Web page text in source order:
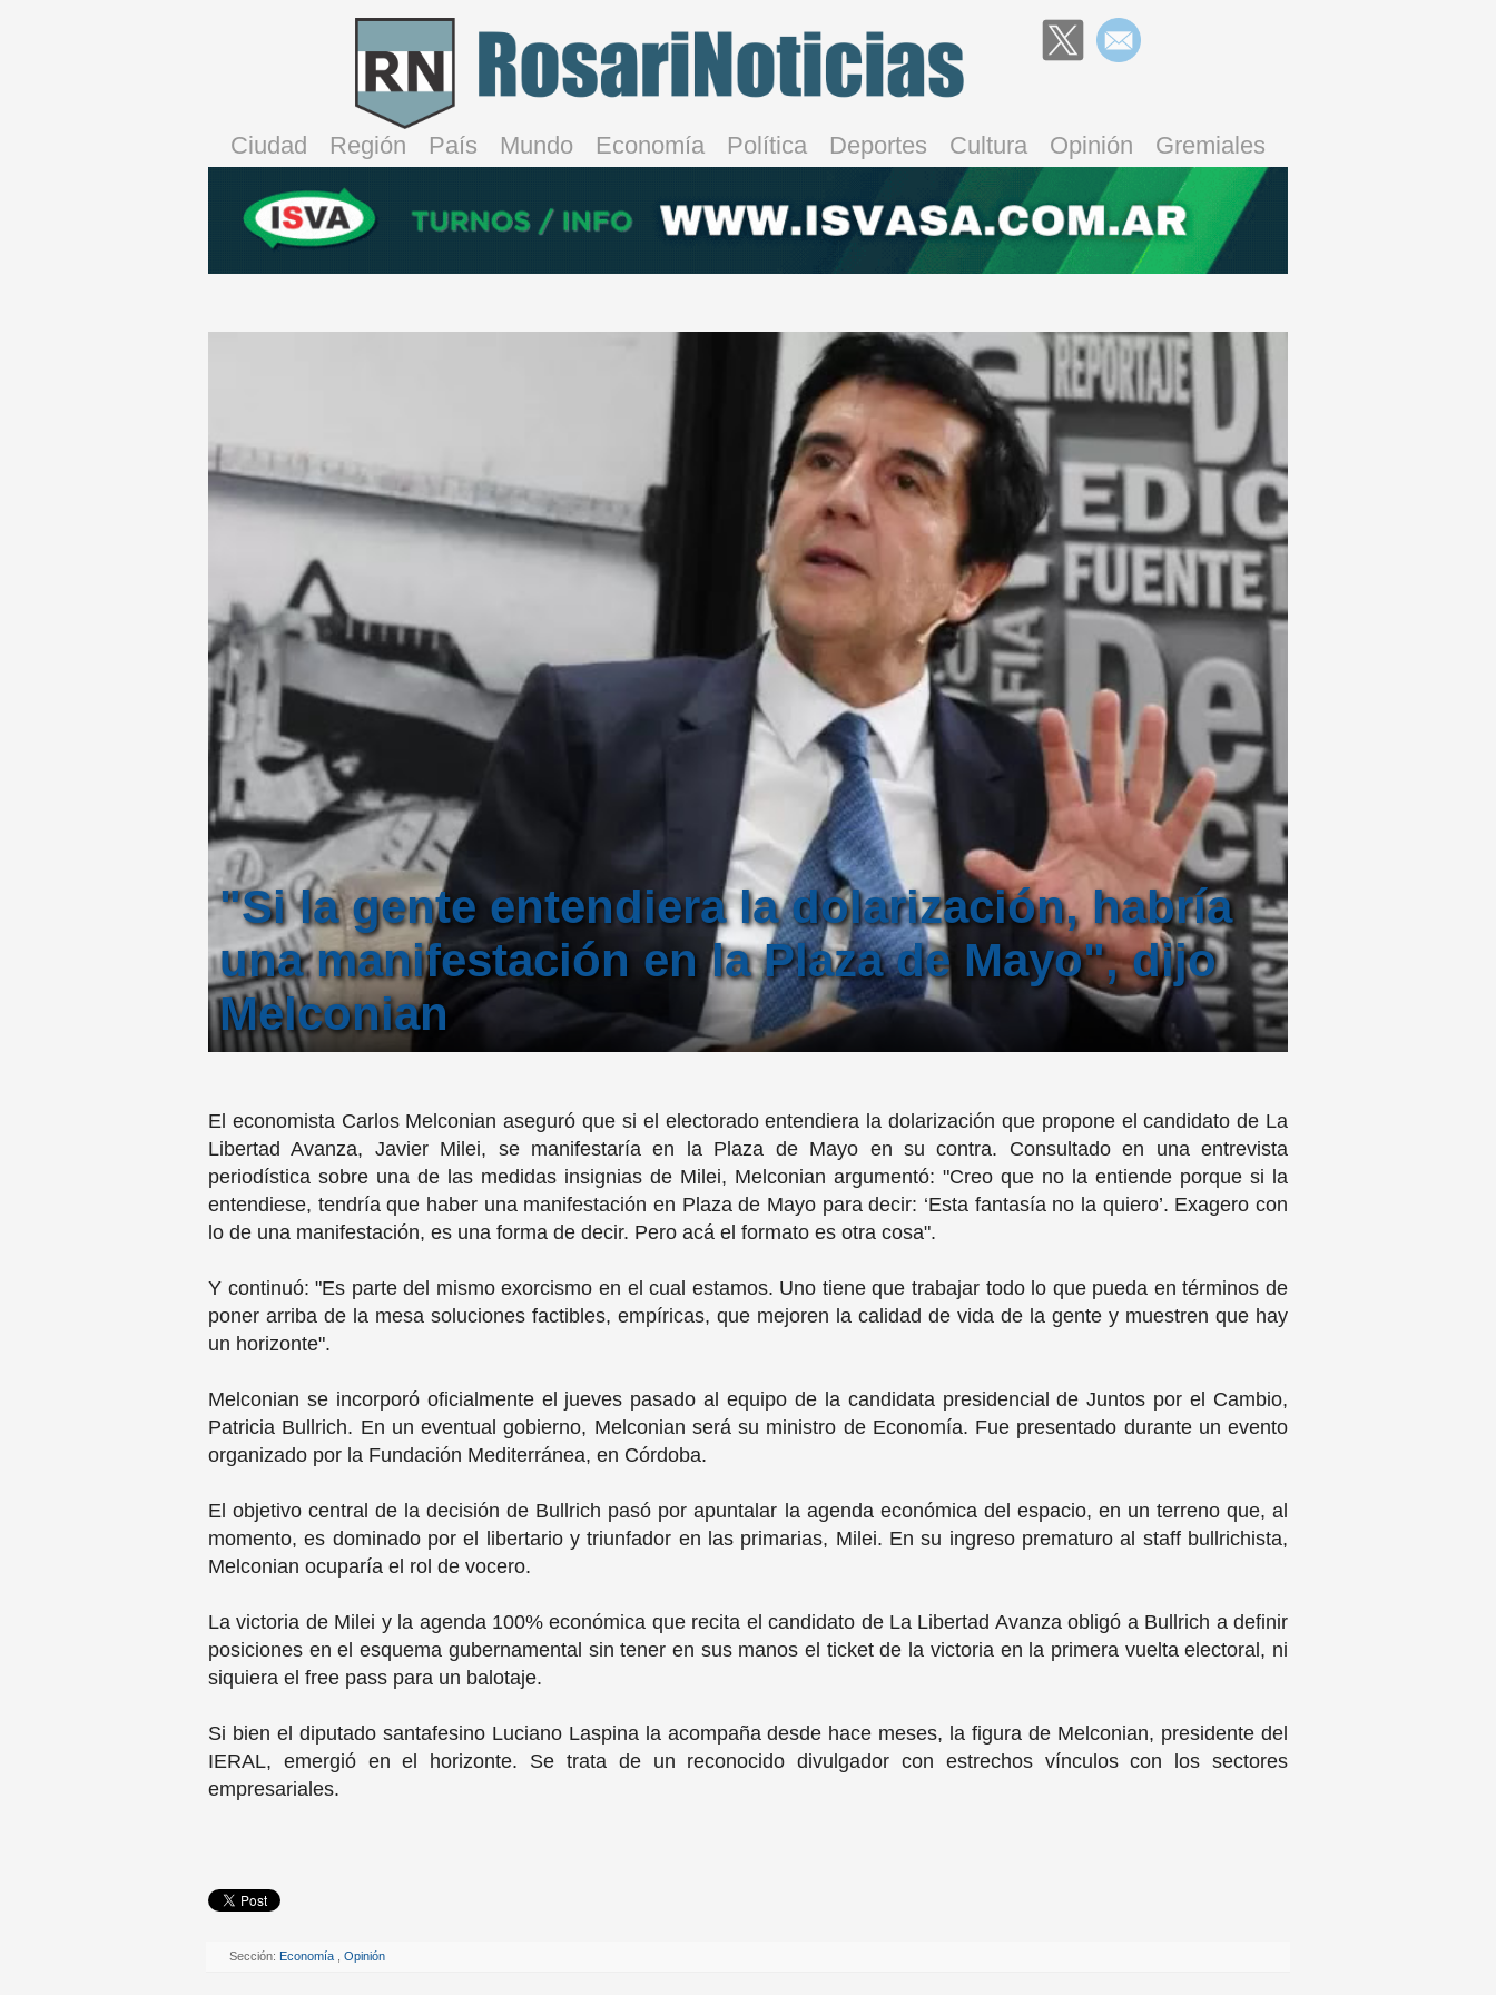
Ciudad Región País Mundo Economía Política Deportes Cultura Opinión Gremiales
"Si la gente entendiera la dolarización, habría
una manifestación en la Plaza de Mayo", dijo
Melconian
El economista Carlos Melconian aseguró que si el electorado entendiera la dolarización que propone el candidato de La
Libertad Avanza, Javier Milei, se manifestaría en la Plaza de Mayo en su contra. Consultado en una entrevista
periodística sobre una de las medidas insignias de Milei, Melconian argumentó: "Creo que no la entiende porque si la
entendiese, tendría que haber una manifestación en Plaza de Mayo para decir: ‘Esta fantasía no la quiero’. Exagero con
lo de una manifestación, es una forma de decir. Pero acá el formato es otra cosa".
Y continuó: "Es parte del mismo exorcismo en el cual estamos. Uno tiene que trabajar todo lo que pueda en términos de
poner arriba de la mesa soluciones factibles, empíricas, que mejoren la calidad de vida de la gente y muestren que hay
un horizonte".
Melconian se incorporó oficialmente el jueves pasado al equipo de la candidata presidencial de Juntos por el Cambio,
Patricia Bullrich. En un eventual gobierno, Melconian será su ministro de Economía. Fue presentado durante un evento
organizado por la Fundación Mediterránea, en Córdoba.
El objetivo central de la decisión de Bullrich pasó por apuntalar la agenda económica del espacio, en un terreno que, al
momento, es dominado por el libertario y triunfador en las primarias, Milei. En su ingreso prematuro al staff bullrichista,
Melconian ocuparía el rol de vocero.
La victoria de Milei y la agenda 100% económica que recita el candidato de La Libertad Avanza obligó a Bullrich a definir
posiciones en el esquema gubernamental sin tener en sus manos el ticket de la victoria en la primera vuelta electoral, ni
siquiera el free pass para un balotaje.
Si bien el diputado santafesino Luciano Laspina la acompaña desde hace meses, la figura de Melconian, presidente del
IERAL, emergió en el horizonte. Se trata de un reconocido divulgador con estrechos vínculos con los sectores
empresariales.
Sección: Economía Opinión